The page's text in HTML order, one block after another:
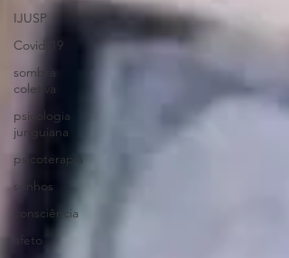
IJUSP
Covid-19
sombra
coletiva
psicologia
junguiana
psicoterapia
sonhos
consciência
afeto